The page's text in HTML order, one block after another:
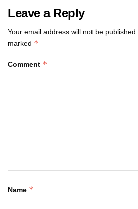
Leave a Reply
Your email address will not be published.
marked *
Comment *
Name *